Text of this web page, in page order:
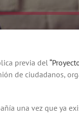
previa del
de ciudadanos,
una vez que ya